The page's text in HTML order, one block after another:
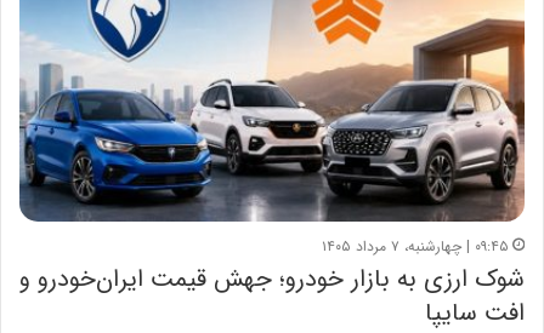
۰۹:۴۵ | چهارشنبه، ۷ مرداد ۱۴۰۵
شوک ارزی به بازار خودرو؛ جهش قیمت ایران‌خودرو و
افت سایپا